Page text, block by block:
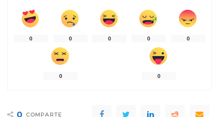
0 0 0 0 0
0 0
0 COMPARTE